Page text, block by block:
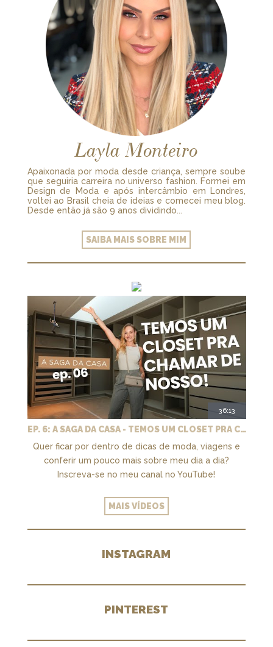
Layla Monteiro
Apaixonada por moda desde criança, sempre soube
que seguiria carreira no universo fashion. Formei em
Design de Moda e após intercâmbio em Londres,
voltei ao Brasil cheia de ideias e comecei meu blog.
Desde então já são 9 anos dividindo...
SAIBA MAIS SOBRE MIM
36:13
EP. 6: A SAGA DA CASA - TEMOS UM CLOSET PRA CHAMAR DE NOSSO + MARCENARIA E PAISAGISMO
Quer ficar por dentro de dicas de moda, viagens e
conferir um pouco mais sobre meu dia a dia?
Inscreva-se no meu canal no YouTube!
MAIS VÍDEOS
INSTAGRAM
PINTEREST